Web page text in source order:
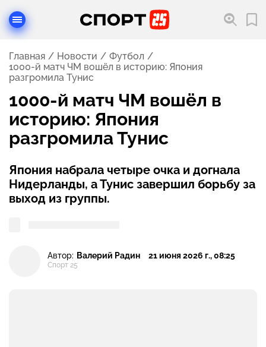
Главная Новости
Футбол
1000-й матч ЧМ вошёл в историю: Япония
разгромила Тунис
1000-й матч ЧМ вошёл в
историю: Япония
разгромила Тунис
Япония набрала четыре очка и догнала
Нидерланды, а Тунис завершил борьбу за
выход из группы.
Автор: Валерий Радин
Спорт 25
21 июня 2026 г., 08:25